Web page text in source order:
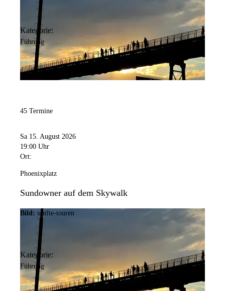
Kategorie:
Führung
45 Termine
Sa 15. August 2026
19:00 Uhr
Ort:
Phoenixplatz
Sundowner auf dem Skywalk
Bild: sanfte-touren
Kategorie:
Führung